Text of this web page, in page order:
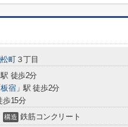
町３丁目
徒歩2分
板宿」駅 徒歩2分
歩15分
構造 鉄筋コンクリート